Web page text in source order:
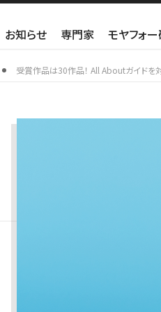
お知らせ 専門家 モヤフォ
受賞作品は30作品！ All Aboutガイドを